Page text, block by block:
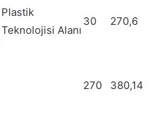
Plastik
Teknolojisi Alanı
30 270,6
270 380,14